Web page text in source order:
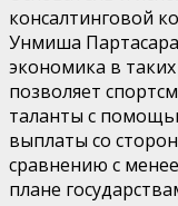
консалтинговой
Унмиша
экономика в
позволяет
таланты с
выплаты со
сравнению с
плане